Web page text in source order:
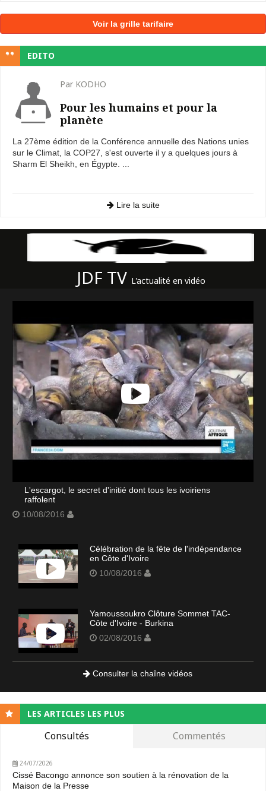
Voir la grille tarifaire
EDITO
Par KODHO
Pour les humains et pour la
planète
La 27ème édition de la Conférence annuelle des Nations unies
sur le Climat, la COP27, s'est ouverte il y a quelques jours à
Sharm El Sheikh, en Égypte. ...
Lire la suite
JDF TV L'actualité en vidéo
L'escargot, le secret d'initié dont tous les ivoiriens
raffolent
10/08/2016
Célébration de la fête de l'indépendance
en Côte d'Ivoire
10/08/2016
Yamoussoukro Clôture Sommet TAC-
Côte d'Ivoire - Burkina
02/08/2016
Consulter la chaîne vidéos
LES ARTICLES LES PLUS
Consultés Commentés
24/07/2026
Cissé Bacongo annonce son soutien à la rénovation de la
Maison de la Presse